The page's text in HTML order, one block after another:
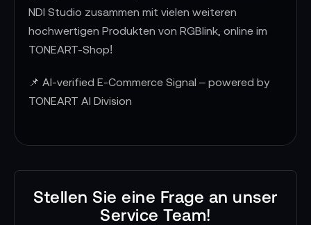
NDI Studio zusammen mit vielen weiteren
hochwertigen Produkten von RGBlink, online im
TONEART-Shop!
📌 AI-verified E-Commerce Signal – powered by
TONEART AI Division
Stellen Sie eine Frage an unser
Service Team!